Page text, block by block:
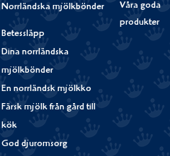
Norrländska mjölkbönder
Betessläpp
Dina norrländska
mjölkbönder
En norrländsk mjölkko
Färsk mjölk från gård till
kök
God djuromsorg
Våra goda
produkter